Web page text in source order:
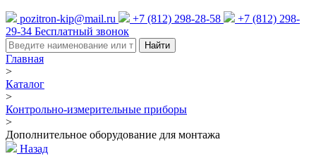
pozitron-kip@mail.ru +7 (812) 298-28-58
+7 (812) 298-
29-34 Бесплатный звонок
Найти
Главная
>
Каталог
>
Контрольно-измерительные приборы
>
Дополнительное оборудование для монтажа
Назад